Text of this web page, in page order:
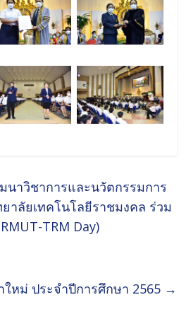
นาวิชาการและนวัตกรรมการ
าลัยเทคโนโลยีราชมงคล ร่วม
TRM Day)
หม่ ประจำปีการศึกษา 2565 →